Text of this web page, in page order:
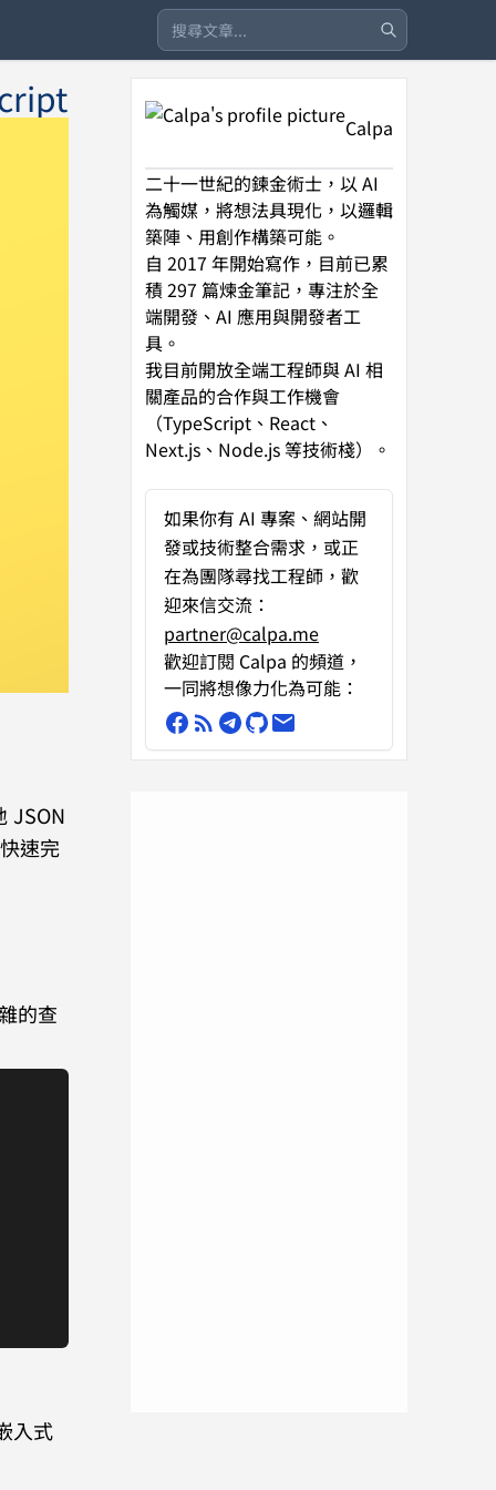
JSON
速完
的查
入式
Calpa
二十一世紀的鍊金術士，以 AI
為觸媒，將想法具現化，以邏輯
築陣、用創作構築可能。
自 2017 年開始寫作，目前已累
積 297 篇煉金筆記，專注於全
端開發、AI 應用與開發者工
具。
我目前開放全端工程師與 AI 相
關產品的合作與工作機會
（TypeScript、React、
Next.js、Node.js 等技術棧）。
如果你有 AI 專案、網站開
發或技術整合需求，或正
在為團隊尋找工程師，歡
迎來信交流：
partner@calpa.me
歡迎訂閱 Calpa 的頻道，
一同將想像力化為可能：